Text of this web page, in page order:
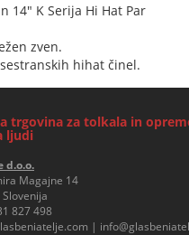
14" K Serija Hi Hat Par
zven.
hihat činel.
trgovina za tolkala in
ljudi
d.o.o.
Magajne 14
827 498
|